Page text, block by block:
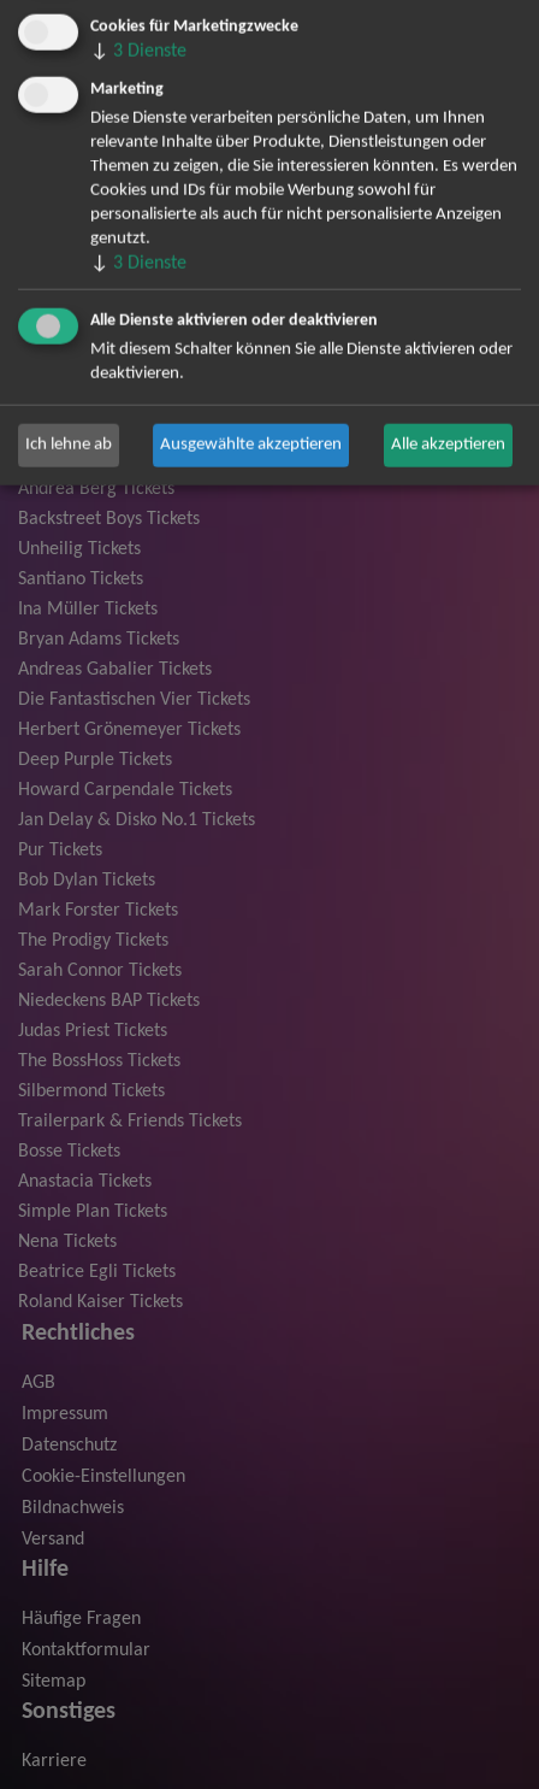
Brillanz, Energie und einem Hauch von italienischem Flair.
Diese Gelegenheit sollten Sie nicht verpassen! Sichern Sie sich
jetzt Ihre Tickets für das Konzert von Giovanni Zarrella und
erleben Sie einen Abend voller Hits, Emotionen und
unvergesslicher Momente. Ob eingefleischter Fan oder
Neuentdecker seiner Musik, diese Veranstaltung verspricht
Unterhaltung auf höchstem Niveau.
Die Tournee zum neuen Album - Live 2027
TOP-Events
André Rieu Tickets
David Garrett Tickets
Andrea Berg Tickets
Backstreet Boys Tickets
Unheilig Tickets
Santiano Tickets
Ina Müller Tickets
Bryan Adams Tickets
Andreas Gabalier Tickets
Die Fantastischen Vier Tickets
Herbert Grönemeyer Tickets
Deep Purple Tickets
Howard Carpendale Tickets
Jan Delay & Disko No.1 Tickets
Pur Tickets
Bob Dylan Tickets
Mark Forster Tickets
The Prodigy Tickets
Sarah Connor Tickets
Niedeckens BAP Tickets
Judas Priest Tickets
The BossHoss Tickets
Silbermond Tickets
Trailerpark & Friends Tickets
Bosse Tickets
Anastacia Tickets
Simple Plan Tickets
Nena Tickets
Beatrice Egli Tickets
Roland Kaiser Tickets
Rechtliches
AGB
Impressum
Datenschutz
Cookie-Einstellungen
Bildnachweis
Versand
Hilfe
Häufige Fragen
Kontaktformular
Sitemap
Sonstiges
Karriere
Cookies für Marketingzwecke
↓ 3 Dienste
Marketing
Diese Dienste verarbeiten persönliche Daten, um Ihnen
relevante Inhalte über Produkte, Dienstleistungen oder
Themen zu zeigen, die Sie interessieren könnten. Es werden
Cookies und IDs für mobile Werbung sowohl für
personalisierte als auch für nicht personalisierte Anzeigen
genutzt.
↓ 3 Dienste
Alle Dienste aktivieren oder deaktivieren
Mit diesem Schalter können Sie alle Dienste aktivieren oder
deaktivieren.
Ich lehne ab Ausgewählte akzeptieren Alle akzeptieren